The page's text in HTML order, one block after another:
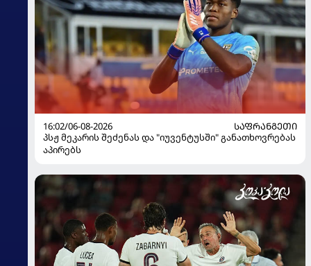
16:02/06-08-2026
ᲡᲐᲤᲠᲐᲜᲒᲔᲗᲘ
პსჟ მეკარის შეძენას და "იუვენტუსში" განათხოვრებას
აპირებს